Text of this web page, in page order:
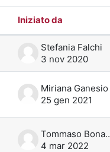
di 3
Iniziato da
Stefania Falchi
3 nov 2020
Miriana Ganesio
25 gen 2021
4 mar 2022